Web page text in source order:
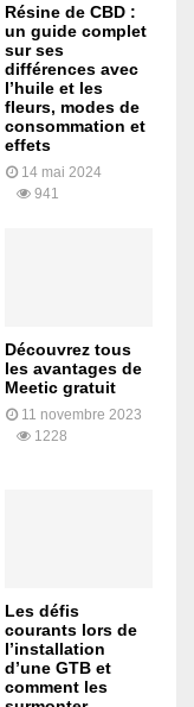
Résine de CBD :
un guide complet
sur ses
différences avec
l’huile et les
fleurs, modes de
consommation et
effets
14 mai 2024
941
Découvrez tous
les avantages de
Meetic gratuit
11 novembre 2023
1228
Les défis
courants lors de
l’installation
d’une GTB et
comment les